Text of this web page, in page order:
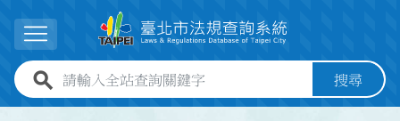
展開選單
全站查詢關鍵字欄位 搜尋